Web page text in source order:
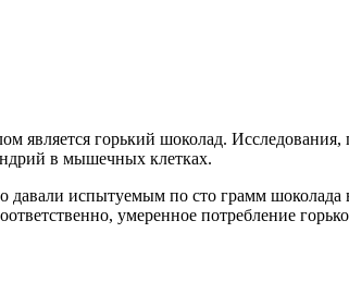
горький шоколад.
в мышечных клетках.
испытуемым по сто грамм
умеренное потребление